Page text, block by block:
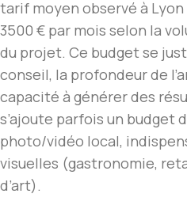
tarif moyen observé à
3500 € par mois selon la
du projet. Ce budget se
conseil, la profondeur de
capacité à générer des
s’ajoute parfois un budget
photo/vidéo local,
visuelles (gastronomie,
d’art).